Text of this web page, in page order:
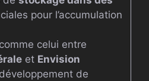
pour l’accumulation
celui entre
et Envision
de